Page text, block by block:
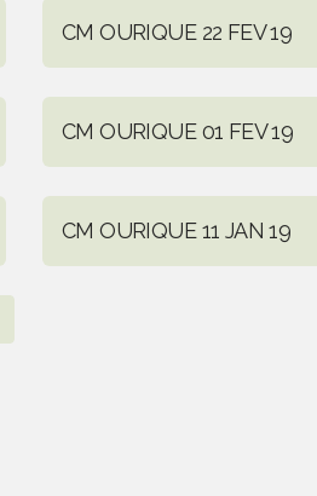
CM OURIQUE 22 FEV 19
CM OURIQUE 01 FEV 19
CM OURIQUE 11 JAN 19